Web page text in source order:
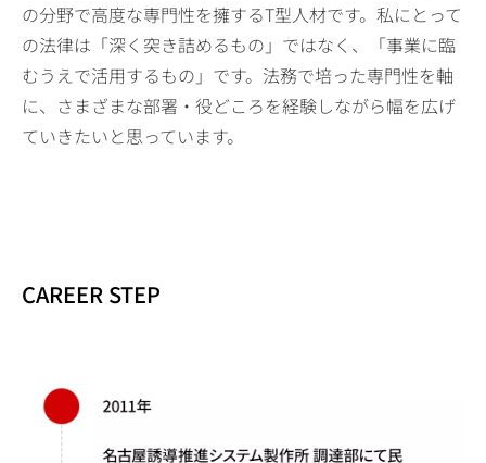
の分野で高度な専門性を擁するT型人材です。私にとって
の法律は「深く突き詰めるもの」ではなく、「事業に臨
むうえで活用するもの」です。法務で培った専門性を軸
に、さまざまな部署・役どころを経験しながら幅を広げ
ていきたいと思っています。
CAREER STEP